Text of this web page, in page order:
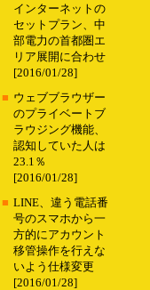
インターネットの
セットプラン、中
部電力の首都圏エ
リア展開に合わせ
[2016/01/28]
■ ウェブブラウザー
のプライベートブ
ラウジング機能、
認知していた人は
23.1％
[2016/01/28]
■ LINE、違う電話番
号のスマホから一
方的にアカウント
移管操作を行えな
いよう仕様変更
[2016/01/28]